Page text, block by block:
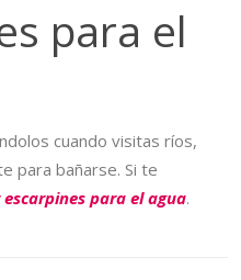
para el
cuando visitas ríos,
para bañarse. Si te
para el agua.